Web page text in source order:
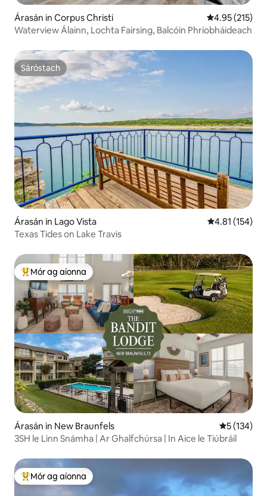
Árasán in Corpus Christi Meánrátáil
4.95 (215)
Waterview Álainn, Lochta Fairsing, Balcóin Phríobháideach
Sáróstach
Sáróstach
Árasán in Lago Vista Meánrátáil
4.81 (154)
Texas Tides on Lake Travis
An-mhór ag aíonna
Mór ag aíonna
Árasán in New Braunfels Meánrátáil
5 (134)
3SH le Linn Snámha | Ar Ghalfchúrsa | In Aice le Tiúbráil
An-mhór ag aíonna
Mór ag aíonna